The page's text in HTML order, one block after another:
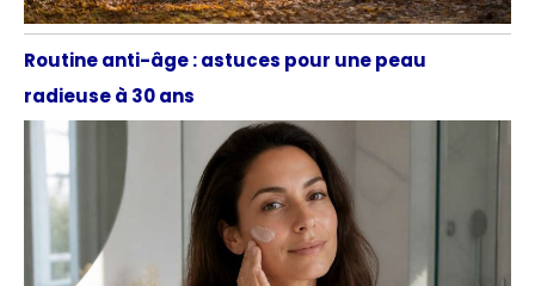
Routine anti-âge : astuces pour une peau
radieuse à 30 ans